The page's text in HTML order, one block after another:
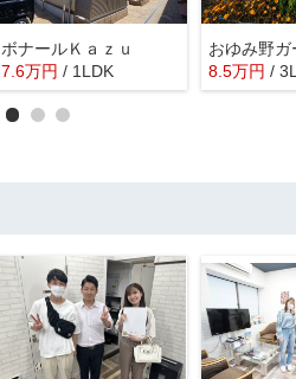
ボナールＫａｚｕ
7.6万円 / 1LDK 8.5万円 /